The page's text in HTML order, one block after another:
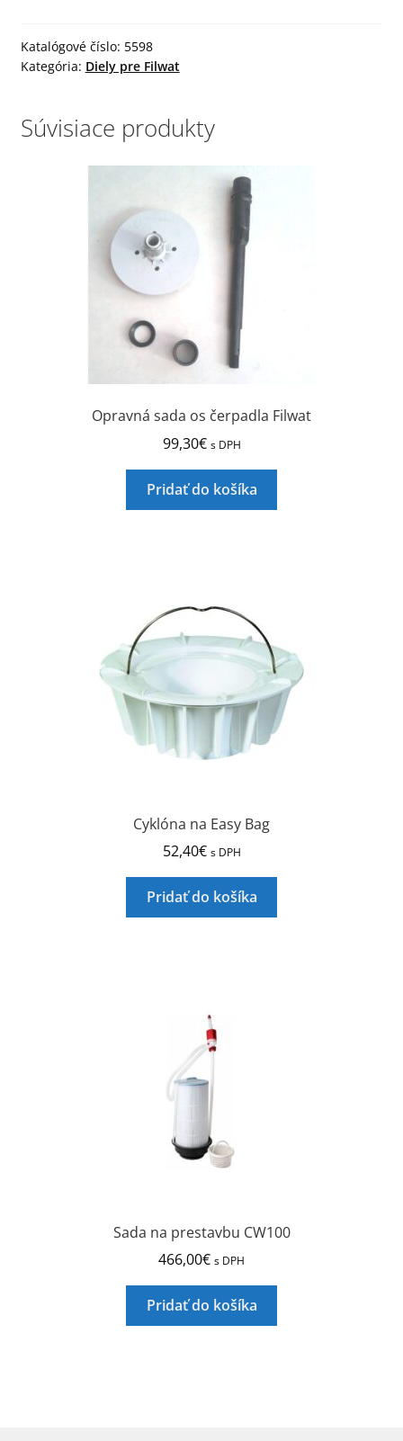
elektroboxu
Katalógové číslo: 5598
Kategória: Diely pre Filwat
Súvisiace produkty
Opravná sada os čerpadla Filwat
99,30€ s DPH
Pridať do košíka
Cyklóna na Easy Bag
52,40€ s DPH
Pridať do košíka
Sada na prestavbu CW100
466,00€ s DPH
Pridať do košíka